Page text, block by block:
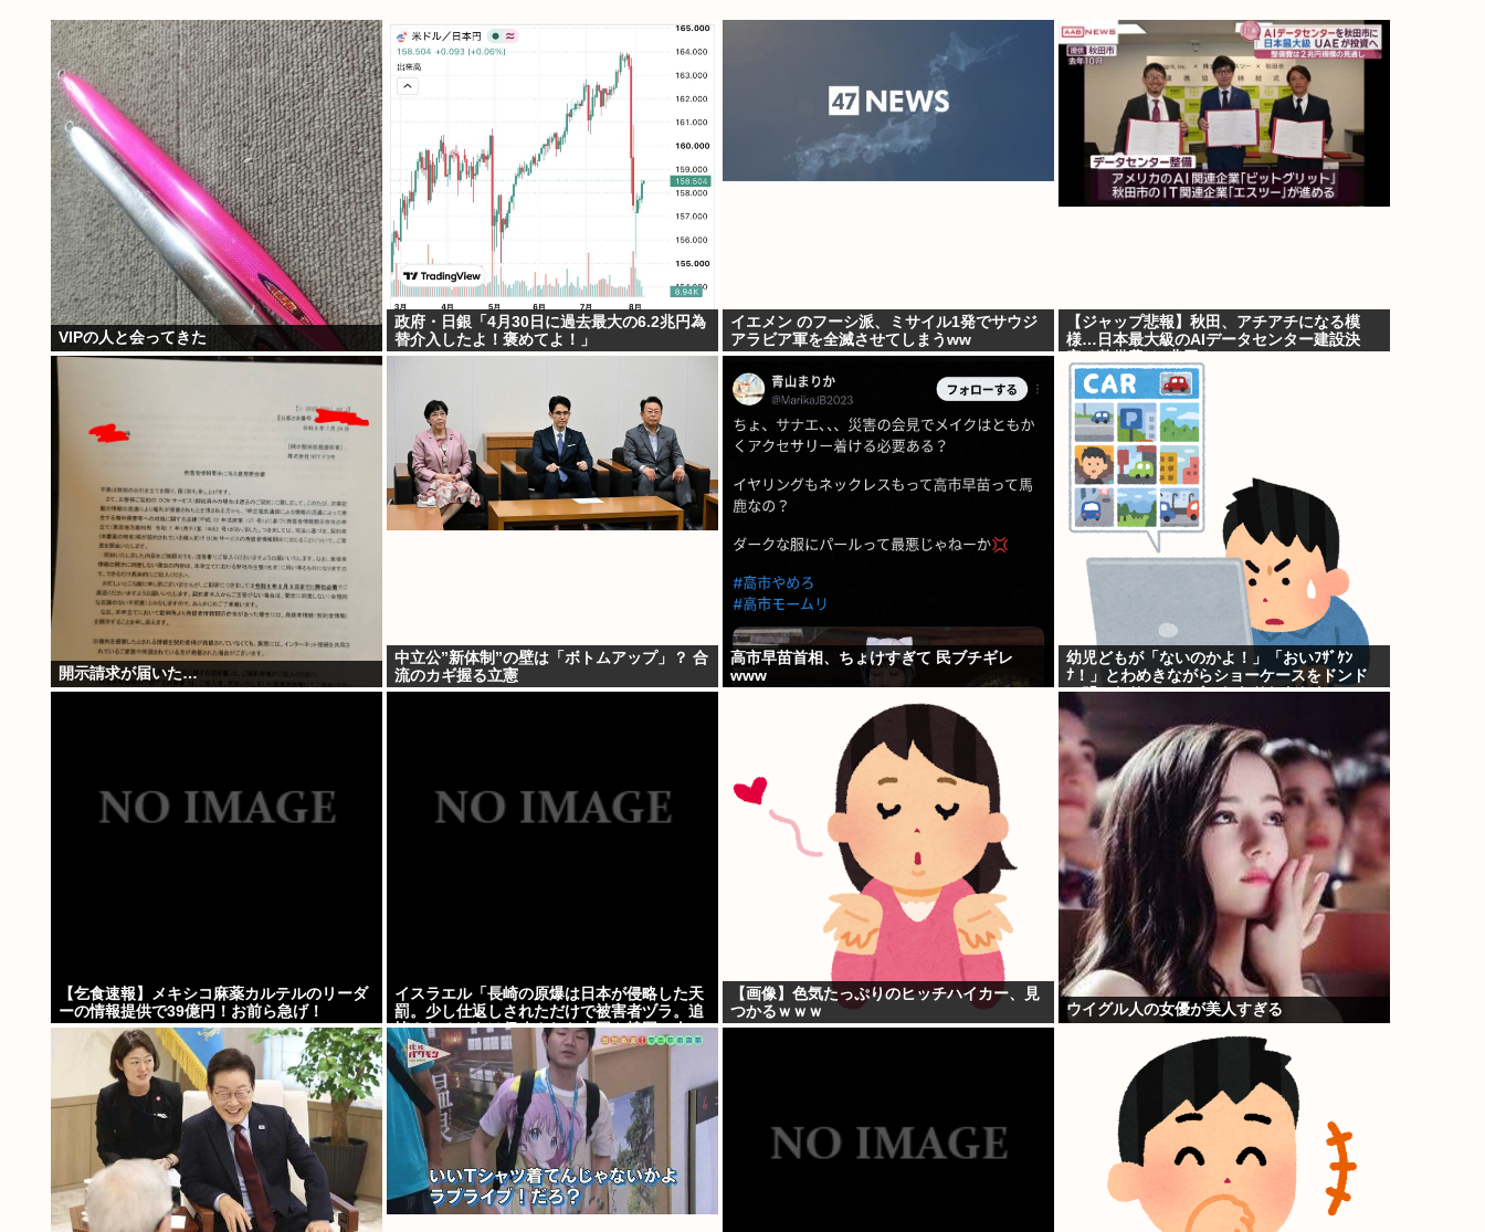
VIPの人と会ってきた
政府・日銀「4月30日に過去最大の6.2兆円為
替介入したよ！褒めてよ！」
イエメン のフーシ派、ミサイル1発でサウジ
アラビア軍を全滅させてしまうww
【ジャップ悲報】秋田、アチアチになる模
様…日本最大級のAIデータセンター建設決
開示請求が届いた…
中立公”新体制”の壁は「ボトムアップ」？ 合
流のカギ握る立憲
高市早苗首相、ちょけすぎて 民ブチギレ
www
幼児どもが「ないのかよ！」「おいﾌｻﾞｹﾝ
ﾅ！」とわめきながらショーケースをドンド
ン叩いたり、エルボーしたりしだした
【乞食速報】メキシコ麻薬カルテルのリーダ
ーの情報提供で39億円！お前ら急げ！
イスラエル「長崎の原爆は日本が侵略した天
罰。少し仕返しされただけで被害者ヅラ。追
悼されるべきは侵略された中国や韓国の人々
だよ
【画像】色気たっぷりのヒッチハイカー、見
つかるｗｗｗ
ウイグル人の女優が美人すぎる